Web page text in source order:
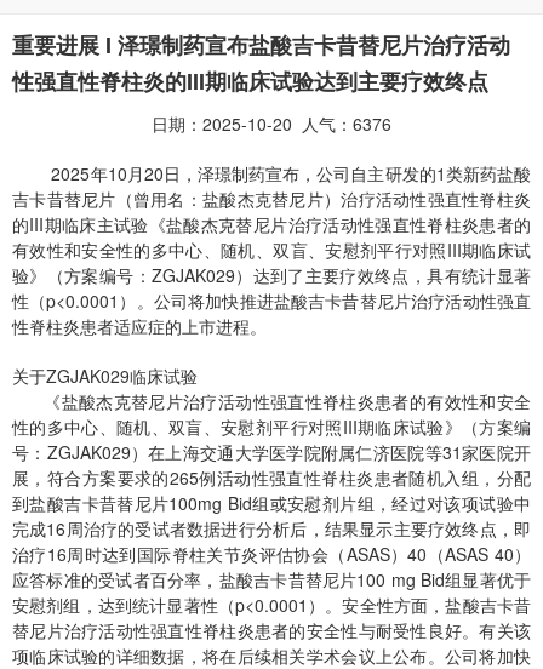
重要进展 I 泽璟制药宣布盐酸吉卡昔替尼片治疗活动
性强直性脊柱炎的III期临床试验达到主要疗效终点
日期：2025-10-20 人气：6376
2025年10月20日，泽璟制药宣布，公司自主研发的1类新药盐酸
吉卡昔替尼片（曾用名：盐酸杰克替尼片）治疗活动性强直性脊柱炎
的III期临床主试验《盐酸杰克替尼片治疗活动性强直性脊柱炎患者的
有效性和安全性的多中心、随机、双盲、安慰剂平行对照III期临床试
验》（方案编号：ZGJAK029）达到了主要疗效终点，具有统计显著
性（p<0.0001）。公司将加快推进盐酸吉卡昔替尼片治疗活动性强直
性脊柱炎患者适应症的上市进程。
关于ZGJAK029临床试验
《盐酸杰克替尼片治疗活动性强直性脊柱炎患者的有效性和安全
性的多中心、随机、双盲、安慰剂平行对照III期临床试验》（方案编
号：ZGJAK029）在上海交通大学医学院附属仁济医院等31家医院开
展，符合方案要求的265例活动性强直性脊柱炎患者随机入组，分配
到盐酸吉卡昔替尼片100mg Bid组或安慰剂片组，经过对该项试验中
完成16周治疗的受试者数据进行分析后，结果显示主要疗效终点，即
治疗16周时达到国际脊柱关节炎评估协会（ASAS）40（ASAS 40）
应答标准的受试者百分率，盐酸吉卡昔替尼片100 mg Bid组显著优于
安慰剂组，达到统计显著性（p<0.0001）。安全性方面，盐酸吉卡昔
替尼片治疗活动性强直性脊柱炎患者的安全性与耐受性良好。有关该
项临床试验的详细数据，将在后续相关学术会议上公布。公司将加快